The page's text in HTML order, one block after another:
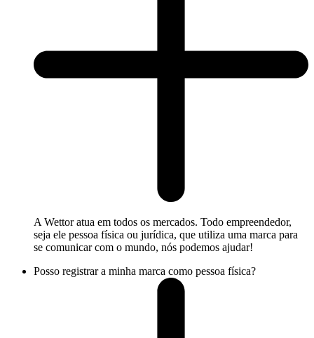
A Wettor atua em todos os mercados. Todo empreendedor,
seja ele pessoa física ou jurídica, que utiliza uma marca para
se comunicar com o mundo, nós podemos ajudar!
Posso registrar a minha marca como pessoa física?